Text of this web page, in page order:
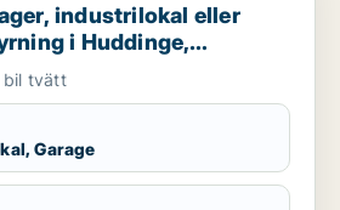
industrilokal eller
i Huddinge,
m.fl.
bil tvätt
Garage